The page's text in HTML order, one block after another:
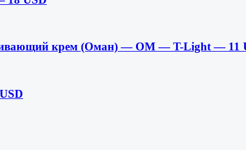
крем (Оман) — OM — T-Light — 11